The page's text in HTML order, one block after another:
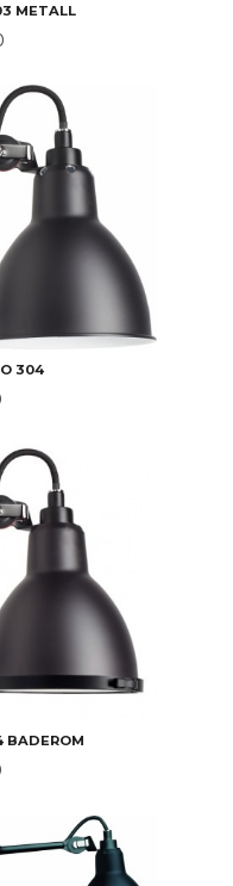
METALL
304
BADEROM